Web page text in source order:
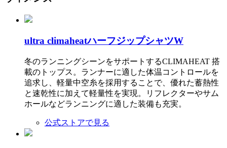
ultra climaheatハーフジップシャツW
冬のランニングシーンをサポートするCLIMAHEAT 搭
載のトップス。ランナーに適した体温コントロールを
追求し、軽量中空糸を採用することで、優れた蓄熱性
と速乾性に加えて軽量性を実現。リフレクターやサム
ホールなどランニングに適した装備も充実。
公式ストアで見る